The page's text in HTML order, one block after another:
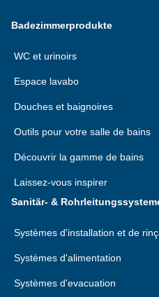
Badezimmerprodukte
WC et urinoirs
Espace lavabo
Douches et baignoires
Outils pour votre salle de bains
Découvrir la gamme de bains
Laissez-vous inspirer
Sanitär- &
Systèmes d'installation et de
Systèmes d'alimentation
Systèmes d'evacuation